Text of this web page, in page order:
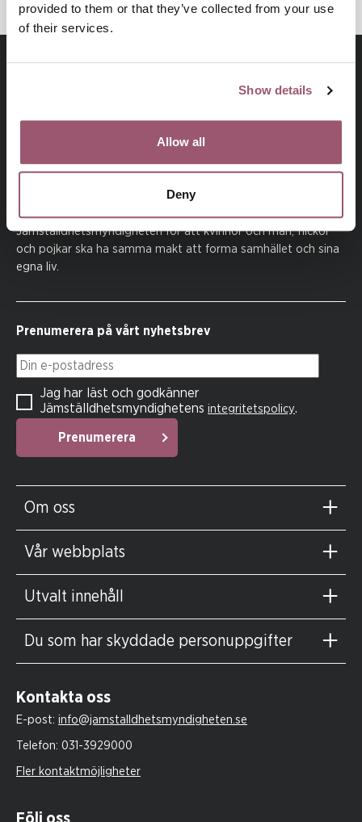
provided to them or that they’ve collected from your use
of their services.
Show details
Allow all
Deny
På uppdrag av regeringen arbetar
Jämställdhetsmyndigheten för att kvinnor och män, flickor
och pojkar ska ha samma makt att forma samhället och sina
egna liv.
Prenumerera på vårt nyhetsbrev
Din e-postadress
Prenumerera
Jag har läst och godkänner
Jämställdhetsmyndighetens integritetspolicy.
Om oss
Vår webbplats
Utvalt innehåll
Du som har skyddade personuppgifter
Kontakta oss
E-post: info@jamstalldhetsmyndigheten.se
Telefon: 031-3929000
Fler kontaktmöjligheter
Följ oss